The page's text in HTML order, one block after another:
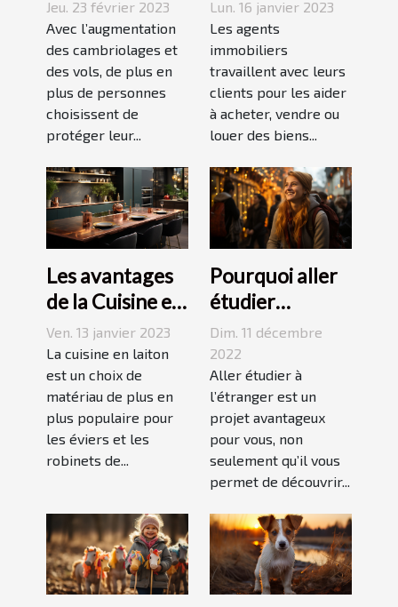
et un système
d’alarme
Jeu. 23 février 2023
Avec l’augmentation
des cambriolages et
des vols, de plus en
plus de personnes
choisissent de
protéger leur...
Lun. 16 janvier 2023
Les agents
immobiliers
travaillent avec leurs
clients pour les aider
à acheter, vendre ou
louer des biens...
Les avantages
de la Cuisine en
Laiton
Ven. 13 janvier 2023
La cuisine en laiton
est un choix de
matériau de plus en
plus populaire pour
les éviers et les
robinets de...
Pourquoi aller
étudier
l’étranger ?
Dim. 11 décembre
2022
Aller étudier à
l’étranger est un
projet avantageux
pour vous, non
seulement qu’il vous
permet de découvrir...